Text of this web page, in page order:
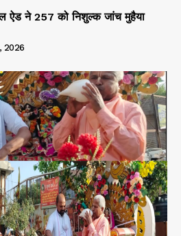
ऐड ने 257 को निशुल्क जांच मुहैया
2026